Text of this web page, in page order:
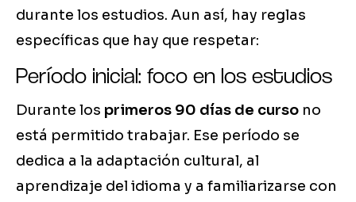
durante los estudios. Aun así, hay reglas
específicas que hay que respetar:
Período inicial: foco en los estudios
Durante los primeros 90 días de curso no
está permitido trabajar. Ese período se
dedica a la adaptación cultural, al
aprendizaje del idioma y a familiarizarse con